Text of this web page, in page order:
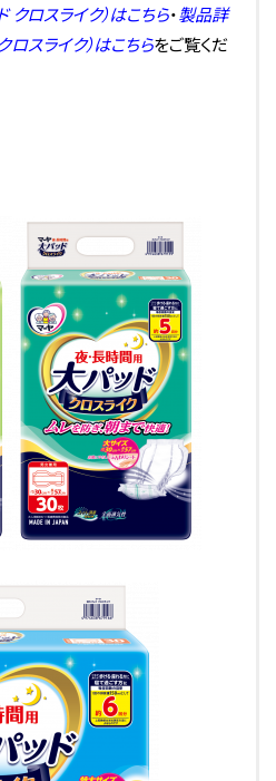
クロスライク）はこちら・製品詳
ロスライク）はこちらをご覧くだ